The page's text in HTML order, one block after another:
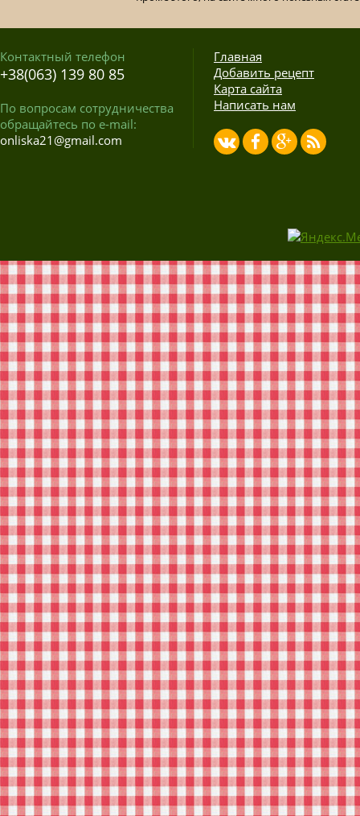
Контактный телефон
+38(063) 139 80 85
По вопросам сотрудничества
обращайтесь по e-mail:
onliska21@gmail.com
Главная
Добавить рецепт
Карта сайта
Написать нам